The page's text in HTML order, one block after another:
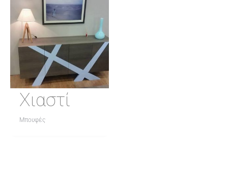
Χιαστί
Μπουφές